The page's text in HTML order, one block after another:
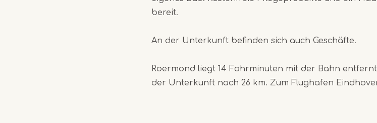
bereit.
An der Unterkunft befinden sich auch Geschäfte.
Roermond liegt 14 Fahrminuten mit der Bahn
der Unterkunft nach 26 km. Zum Flughafen